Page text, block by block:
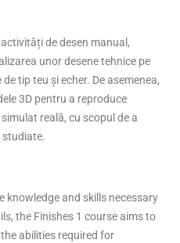
de desen manual,
unor desene tehnice pe
tip teu și echer. De asemenea,
3D pentru a reproduce
reală, cu scopul de a
studiate.
knowledge and skills necessary
the Finishes 1 course aims to
abilities required for